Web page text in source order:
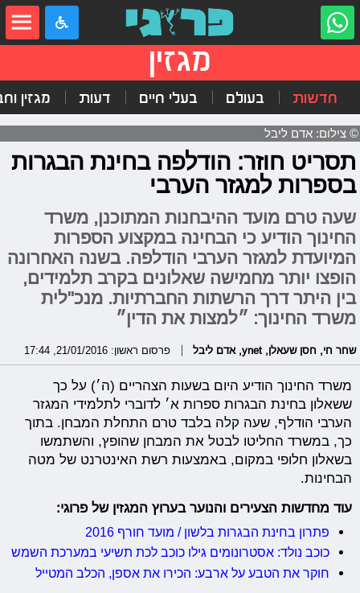
מגזין
חדשות בעולם בעלי חיים דעות מגזין
© צילום: אדם ליבל
תסריט חוזר: הודלפה בחינת הבגרות
בספרות למגזר הערבי
שעה טרם מועד ההיבחנות המתוכנן, משרד
החינוך הודיע כי הבחינה במקצוע הספרות
המיועדת למגזר הערבי הודלפה. בשנה האחרונה
הופצו יותר מחמישה שאלונים בקרב תלמידים,
בין היתר דרך הרשתות החברתיות. מנכ"לית
משרד החינוך: ״למצות את הדין״
שחר חי, חסן שעאלן,
ynet
, אדם ליבל פרסום ראשון: 21/01/2016, 17:44
משרד החינוך הודיע היום בשעות הצהריים (ה׳) על כך
ששאלון בחינת הבגרות ספרות א׳ לדוברי לתלמידי המגזר
הערבי הודלף, שעה קלה בלבד טרם התחלת המבחן. בתוך
כך, במשרד החליטו לבטל את המבחן שהופץ, והשתמשו
בשאלון חלופי במקום, באמצעות רשת האינטרנט של מטה
הבחינות.
עוד מחדשות הצעירים והנוער בערוץ המגזין של פרוגי:
פתרון בחינת הבגרות בלשון / מועד חורף 2016
כוכב נולד: אסטרונומים גילו כוכב לכת תשיעי במערכת השמש
חוקר את הטבע על ארבע: הכירו את אספן, הכלב המטייל